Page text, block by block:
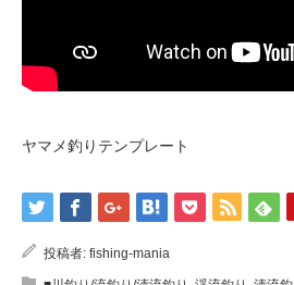
ヤマメ釣りテンプレート
投稿者: fishing-mania